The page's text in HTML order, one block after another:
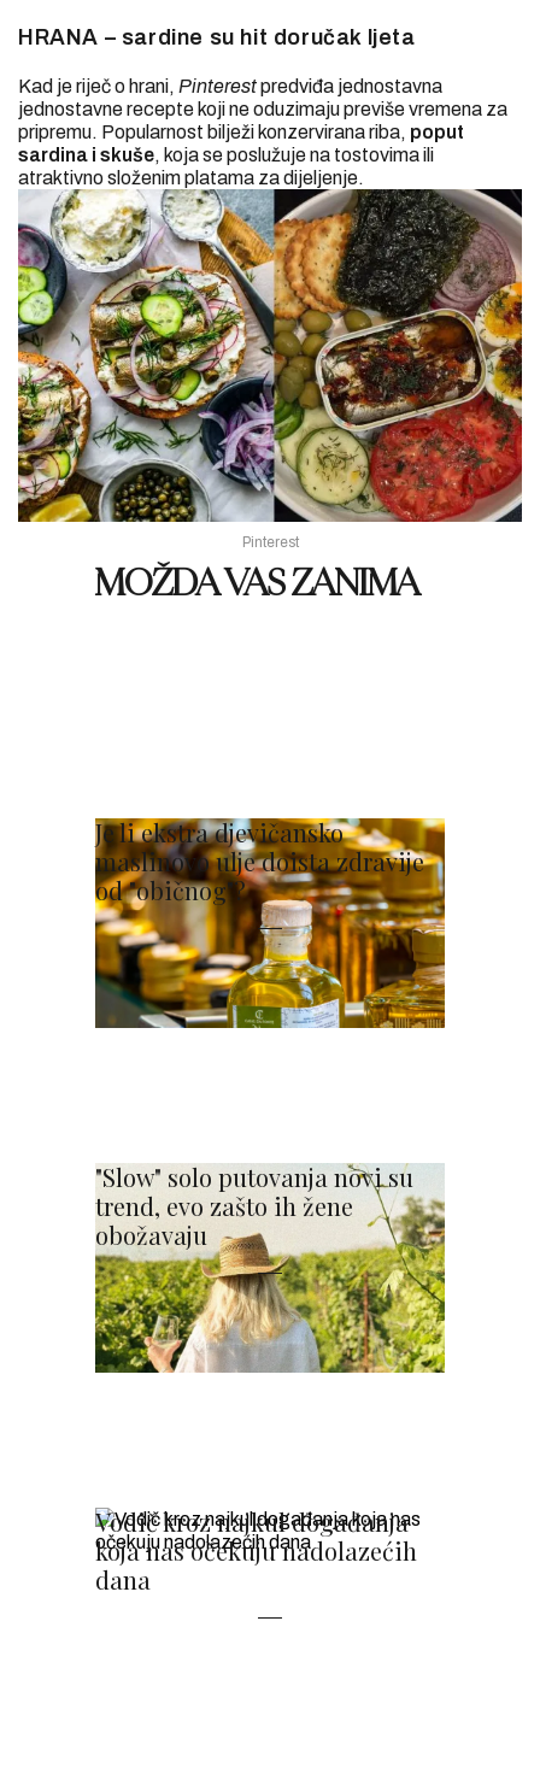
HRANA – sardine su hit doručak ljeta
Kad je riječ o hrani, Pinterestpredviđa jednostavna
jednostavne recepte koji ne oduzimaju previše vremena za
pripremu. Popularnost bilježi konzervirana riba, poput
sardina i skuše, koja se poslužuje na tostovima ili
atraktivno složenim platama za dijeljenje.
Pinterest
MOŽDA VAS ZANIMA
Je li ekstra djevičansko
maslinovo ulje doista zdravije
od "običnog"?
"Slow" solo putovanja novi su
trend, evo zašto ih žene
obožavaju
Vodič kroz najkul događanja
koja nas očekuju nadolazećih
dana